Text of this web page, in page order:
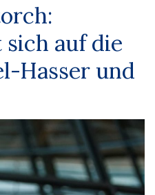
auf die
Hasser und